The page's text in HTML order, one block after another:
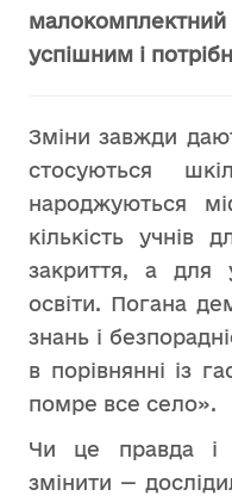
успішним і
Зміни завжди
стосуються
народжуються
кількість
закриття, а для
освіти. Погана
знань і
в порівнянні із
помре все село».
Чи це правда
змінити —